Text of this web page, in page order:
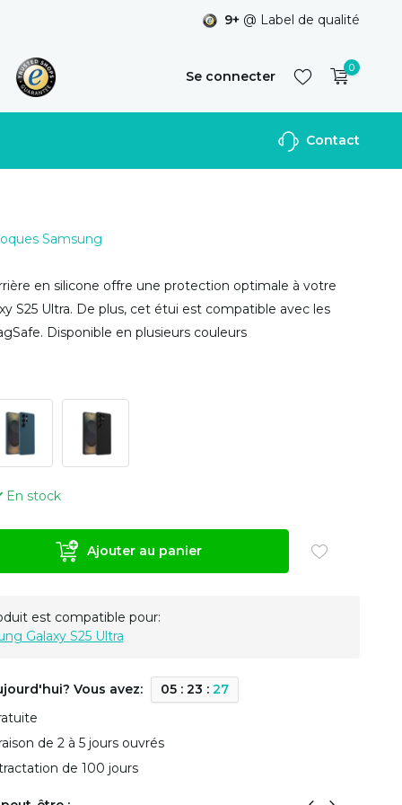
9+ @ Label de qualité
Se connecter
S'inscrire
0
Contact
Samsung
en silicone offre une protection optimale à votre
S25 Ultra. De plus, cet étui est compatible avec les
Disponible en plusieurs couleurs
En stock
Ajouter au panier
est compatible pour:
Galaxy S25 Ultra
Vous avez: 05: 23 : 27
de 2 à 5 jours ouvrés
de 100 jours